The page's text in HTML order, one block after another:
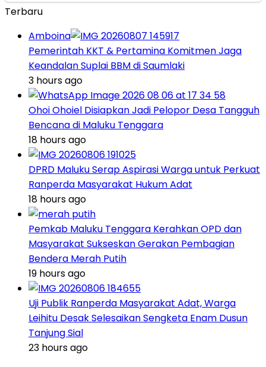
Terbaru
Amboina
Pemerintah KKT & Pertamina Komitmen Jaga
Keandalan Suplai BBM di Saumlaki
3 hours ago
Ohoi Ohoiel Disiapkan Jadi Pelopor Desa Tangguh
Bencana di Maluku Tenggara
18 hours ago
DPRD Maluku Serap Aspirasi Warga untuk Perkuat
Ranperda Masyarakat Hukum Adat
18 hours ago
Pemkab Maluku Tenggara Kerahkan OPD dan
Masyarakat Sukseskan Gerakan Pembagian
Bendera Merah Putih
19 hours ago
Uji Publik Ranperda Masyarakat Adat, Warga
Leihitu Desak Selesaikan Sengketa Enam Dusun
Tanjung Sial
23 hours ago